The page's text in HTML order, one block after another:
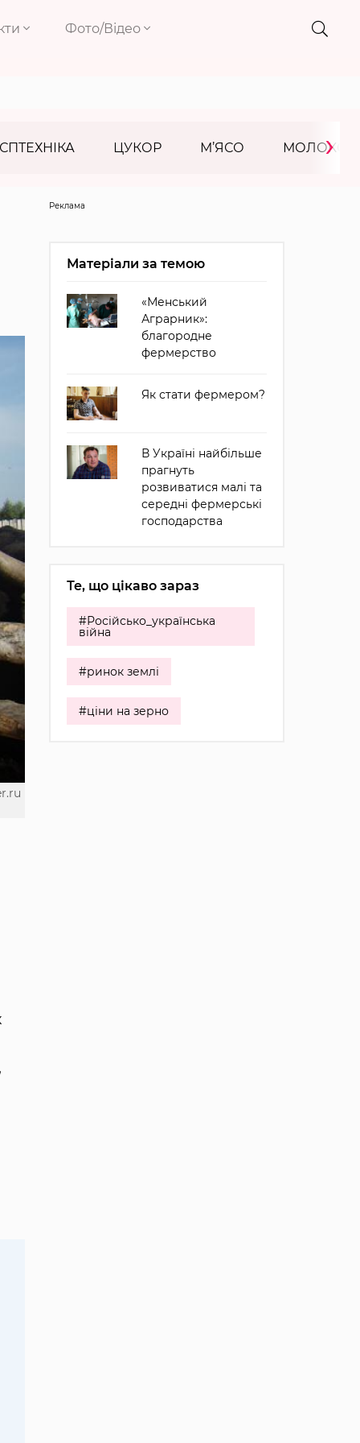
Фото/Відео
ЦУКОР М’ЯСО МОЛОКО
›
Реклама
Матеріали за темою
«Менський
Аграрник»:
благородне
фермерство
Як стати фермером?
В Україні найбільше
прагнуть
розвиватися малі та
середні фермерські
господарства
Те, що цікаво зараз
#Російсько_українська
війна
#ринок землі
#ціни на зерно